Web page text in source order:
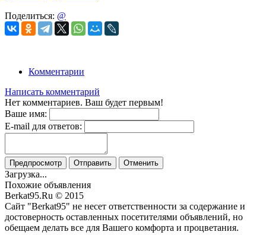
Поделиться: @
Комментарии
Написать комментарий
Нет комментариев. Ваш будет первым!
Ваше имя:
E-mail для ответов:
Предпросмотр Отправить Отменить
Загрузка...
Похожие объявления
Berkat95.Ru © 2015
Сайт "Berkat95" не несет ответственности за содержание и
достоверность оставленных посетителями объявлений, но
обещаем делать все для Вашего комфорта и процветания.